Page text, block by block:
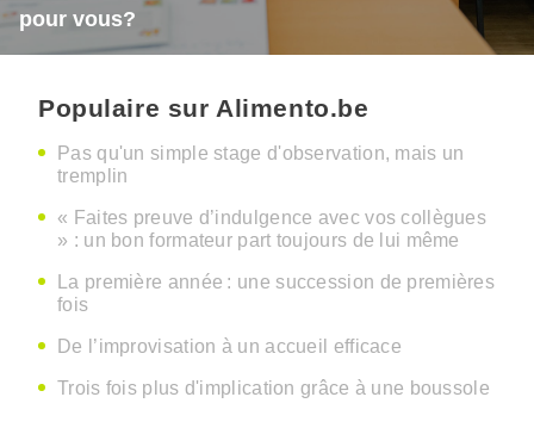
pour vous?
Populaire sur Alimento.be
Pas qu'un simple stage d'observation, mais un
tremplin
« Faites preuve d’indulgence avec vos collègues
» : un bon formateur part toujours de lui même
La première année : une succession de premières
fois
De l’improvisation à un accueil efficace
Trois fois plus d'implication grâce à une boussole